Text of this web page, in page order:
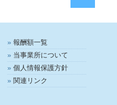
報酬額一覧
当事業所について
個人情報保護方針
関連リンク